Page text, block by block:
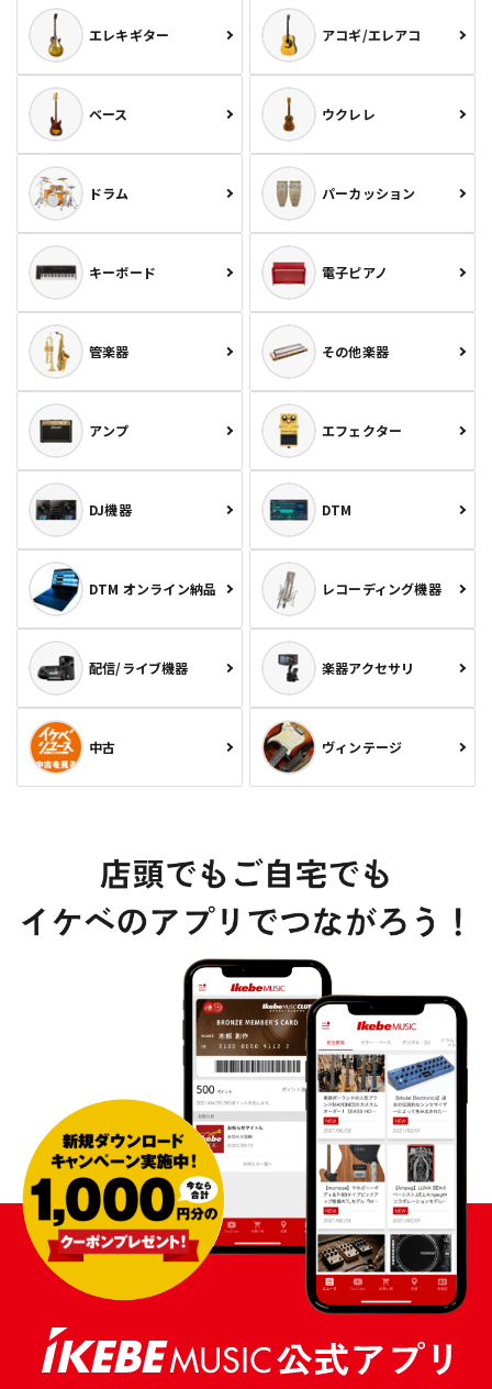
エレキギター アコギ/エレアコ
ベース ウクレレ
ドラム パーカッション
キーボード 電子ピアノ
管楽器 その他楽器
アンプ エフェクター
DJ機器 DTM
DTM オンライン納品 レコーディング機器
配信/ライブ機器 楽器アクセサリ
中古 ヴィンテージ